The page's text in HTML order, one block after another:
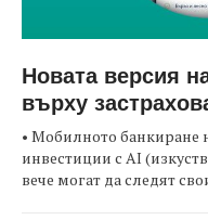
Новата версия
върху
• Мобилното банкиране
инвестиции с AI
вече могат да следят